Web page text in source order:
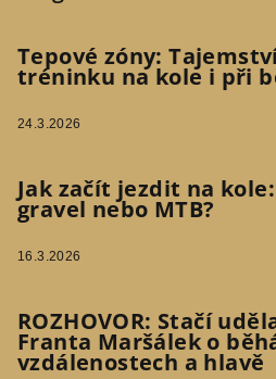
Tepové zóny:
tréninku na kole i při
24.3.2026
Jak začít jezdit na
gravel nebo MTB?
16.3.2026
ROZHOVOR: Stačí
Franta Maršálek o
vzdálenostech a hlavě